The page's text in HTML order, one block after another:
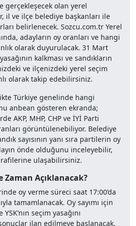
gerçekleşecek olan yerel
il ve ilçe belediye başkanları ile
belirlenecek. Sozcu.com.tr Yerel
adayların oy oranları ve hangi
olarak duyurulacak. 31 Mart
kalkması ve sandıkların
ve ilçenizdeki yerel seçim
olarak takip edebilirsiniz.
Türkiye genelinde hangi
anbean gösteren ekranda;
AKP, MHP, CHP ve İYİ Parti
görüntülenebiliyor. Belediye
sayısının yanı sıra partilerin oy
önde olduğunu inceleyebilir,
ulaşabilirsiniz.
Zaman Açıklanacak?
oy verme süreci saat 17:00’da
tamamlanacak. Oy sayımı için
seçim yasağını
ilan edilmeye başlanacak.